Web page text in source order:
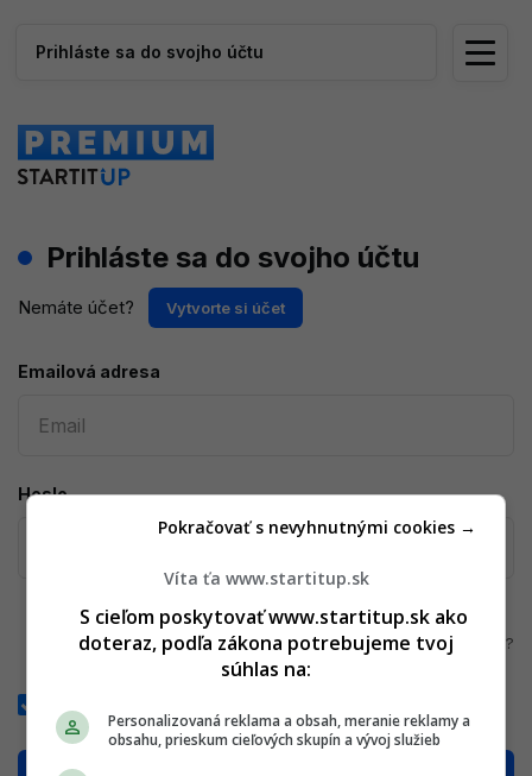
Prihláste sa do svojho účtu
Prihláste sa do svojho účtu
Nemáte účet? Vytvorte si účet
Emailová adresa
Heslo
Zabudnuté heslo?
Víta ťa www.startitup.sk
S cieľom poskytovať www.startitup.sk ako
doteraz, podľa zákona potrebujeme tvoj
súhlas na:
Personalizovaná reklama a obsah, meranie reklamy a
obsahu, prieskum cieľových skupín a vývoj služieb
Pokračovať s nevyhnutnými cookies →